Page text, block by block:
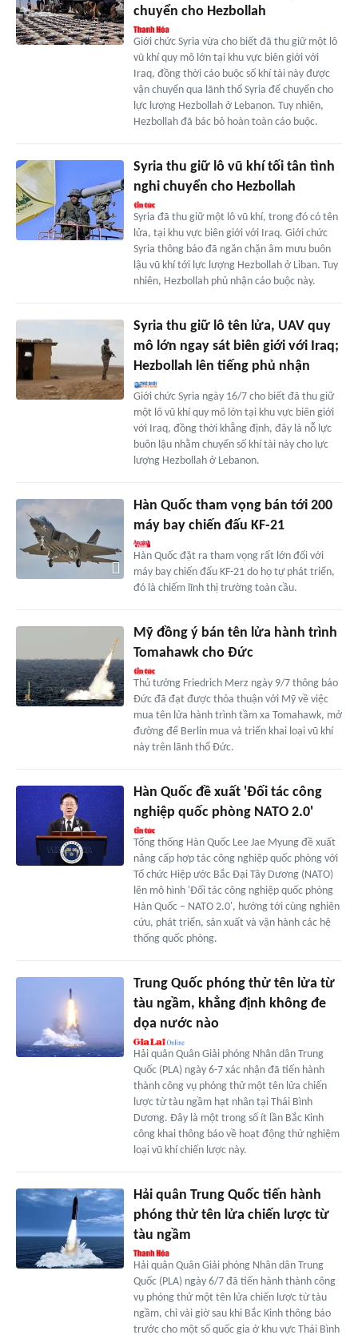
chuyển cho Hezbollah
Giới chức Syria vừa cho biết đã thu giữ một lô
vũ khí quy mô lớn tại khu vực biên giới với
Iraq, đồng thời cáo buộc số khí tài này được
vận chuyển qua lãnh thổ Syria để chuyển cho
lực lượng Hezbollah ở Lebanon. Tuy nhiên,
Hezbollah đã bác bỏ hoàn toàn cáo buộc.
Syria thu giữ lô vũ khí tối tân tình
nghi chuyển cho Hezbollah
Syria đã thu giữ một lô vũ khí, trong đó có tên
lửa, tại khu vực biên giới với Iraq. Giới chức
Syria thông báo đã ngăn chặn âm mưu buôn
lậu vũ khí tới lực lượng Hezbollah ở Liban. Tuy
nhiên, Hezbollah phủ nhận cáo buộc này.
Syria thu giữ lô tên lửa, UAV quy
mô lớn ngay sát biên giới với Iraq;
Hezbollah lên tiếng phủ nhận
Giới chức Syria ngày 16/7 cho biết đã thu giữ
một lô vũ khí quy mô lớn tại khu vực biên giới
với Iraq, đồng thời khẳng định, đây là nỗ lực
buôn lậu nhằm chuyển số khí tài này cho lực
lượng Hezbollah ở Lebanon.
Hàn Quốc tham vọng bán tới 200
máy bay chiến đấu KF-21
Hàn Quốc đặt ra tham vọng rất lớn đối với
máy bay chiến đấu KF-21 do họ tự phát triển,
đó là chiếm lĩnh thị trường toàn cầu.
Mỹ đồng ý bán tên lửa hành trình
Tomahawk cho Đức
Thủ tướng Friedrich Merz ngày 9/7 thông báo
Đức đã đạt được thỏa thuận với Mỹ về việc
mua tên lửa hành trình tầm xa Tomahawk, mở
đường để Berlin mua và triển khai loại vũ khí
này trên lãnh thổ Đức.
Hàn Quốc đề xuất 'Đối tác công
nghiệp quốc phòng NATO 2.0'
Tổng thống Hàn Quốc Lee Jae Myung đề xuất
nâng cấp hợp tác công nghiệp quốc phòng với
Tổ chức Hiệp ước Bắc Đại Tây Dương (NATO)
lên mô hình 'Đối tác công nghiệp quốc phòng
Hàn Quốc – NATO 2.0', hướng tới cùng nghiên
cứu, phát triển, sản xuất và vận hành các hệ
thống quốc phòng.
Trung Quốc phóng thử tên lửa từ
tàu ngầm, khẳng định không đe
dọa nước nào
Hải quân Quân Giải phóng Nhân dân Trung
Quốc (PLA) ngày 6-7 xác nhận đã tiến hành
thành công vụ phóng thử một tên lửa chiến
lược từ tàu ngầm hạt nhân tại Thái Bình
Dương. Đây là một trong số ít lần Bắc Kinh
công khai thông báo về hoạt động thử nghiệm
loại vũ khí chiến lược này.
Hải quân Trung Quốc tiến hành
phóng thử tên lửa chiến lược từ
tàu ngầm
Hải quân Quân Giải phóng Nhân dân Trung
Quốc (PLA) ngày 6/7 đã tiến hành thành công
vụ phóng thử một tên lửa chiến lược từ tàu
ngầm, chỉ vài giờ sau khi Bắc Kinh thông báo
trước cho một số quốc gia ở khu vực Thái Bình